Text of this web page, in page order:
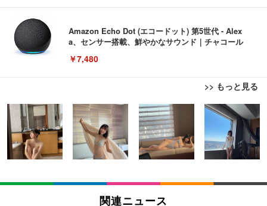
Amazon Echo Dot (エコードット) 第5世代 - Alex
a、センサー搭載、鮮やかなサウンド｜チャコール
￥7,480
>> もっと見る
[EdoErgo] オフィスチェア 椅子 テレワーク 疲れな
い 跳ね上げ式アームレスト コンパクト 約105度ロッ
キング pc 事務椅子 360度回転 座面昇降 強化ナイロ
ン樹脂ベース 通気性メッシュ 在宅ワーク H-WY01
(黒網+黒枠+黒足)
￥5,699
SIHOO B100 オフィスチェア／デスクチェア メッシ
ュチェア 人間工学 疲れない ブラック
EIZO ビジネス向けプレミアムモニター | FlexScan
EV3240X-WT | 31.5型4K UHD・USB Type-C・ホワ
イト
￥105,595
EIZO ビジネス向けプレミアムモニター | FlexScan
Amazonベーシック ペットシーツ 薄型 レギュラー 1
回使い捨て 無香料 ホワイト 300枚
￥3,373
Amazonベーシック ペットシーツ 厚型 ワイド 42枚
x2袋(84枚) ホワイト(吸収面:ライトブルー)
関連ニュース